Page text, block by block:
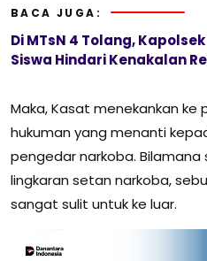
BACA JUGA:
Di MTsN 4 Tolang,
Siswa Hindari Kenakalan
Maka, Kasat menekankan
hukuman yang menanti
pengedar narkoba.
lingkaran setan narkoba,
sangat sulit untuk ke luar.